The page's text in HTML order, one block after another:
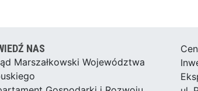
NAS
Marszałkowski Województwa